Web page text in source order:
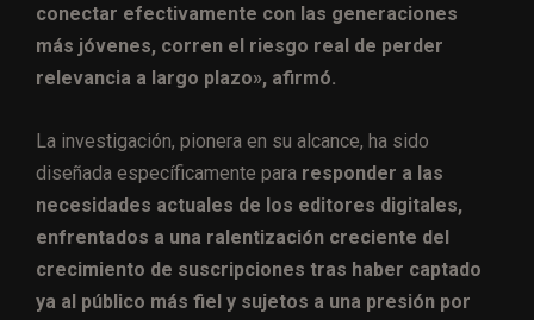
conectar efectivamente con las generaciones
más jóvenes, corren el riesgo real de perder
relevancia a largo plazo», afirmó.
La investigación, pionera en su alcance, ha sido
diseñada específicamente para responder a las
necesidades actuales de los editores digitales,
enfrentados a una ralentización creciente del
crecimiento de suscripciones tras haber captado
ya al público más fiel y sujetos a una presión por